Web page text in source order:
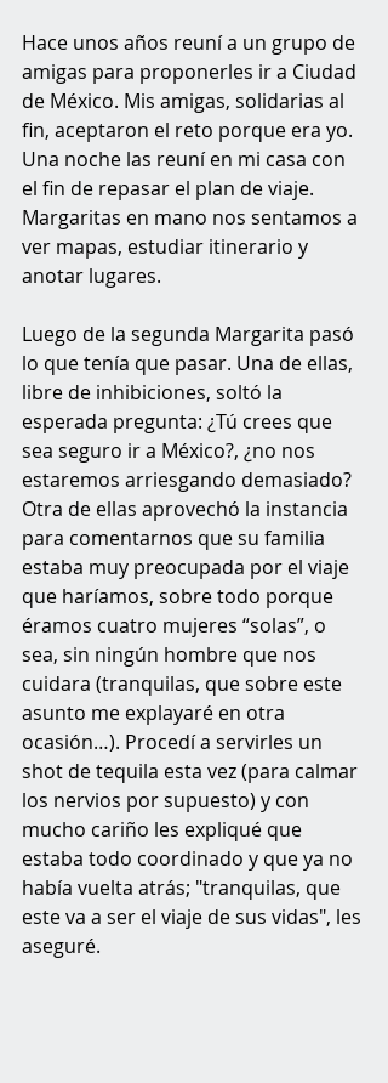
Hace unos años reuní a un grupo de
amigas para proponerles ir a Ciudad
de México. Mis amigas, solidarias al
fin, aceptaron el reto porque era yo.
Una noche las reuní en mi casa con
el fin de repasar el plan de viaje.
Margaritas en mano nos sentamos a
ver mapas, estudiar itinerario y
anotar lugares.
Luego de la segunda Margarita pasó
lo que tenía que pasar. Una de ellas,
libre de inhibiciones, soltó la
esperada pregunta: ¿Tú crees que
sea seguro ir a México?, ¿no nos
estaremos arriesgando demasiado?
Otra de ellas aprovechó la instancia
para comentarnos que su familia
estaba muy preocupada por el viaje
que haríamos, sobre todo porque
éramos cuatro mujeres “solas”, o
sea, sin ningún hombre que nos
cuidara (tranquilas, que sobre este
asunto me explayaré en otra
ocasión…). Procedí a servirles un
shot de tequila esta vez (para calmar
los nervios por supuesto) y con
mucho cariño les expliqué que
estaba todo coordinado y que ya no
había vuelta atrás; "tranquilas, que
este va a ser el viaje de sus vidas", les
aseguré.